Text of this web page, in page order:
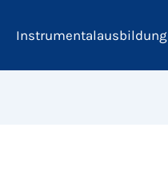
Instrumentalausbildung